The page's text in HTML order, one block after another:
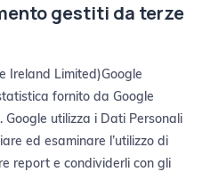
gestiti da terze
Ireland Limited)Google
fornito da Google
Google utilizza i Dati Personali
ed esaminare l’utilizzo di
report e condividerli con gli